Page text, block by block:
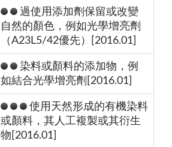
過使用添加劑保留或改變
自然的顏色，例如光學增亮劑
（A23L5/42優先）[2016.01]
染料或顏料的添加物，例
如結合光學增亮劑[2016.01]
使用天然形成的有機染料
或顏料，其人工複製或其衍生
物[2016.01]